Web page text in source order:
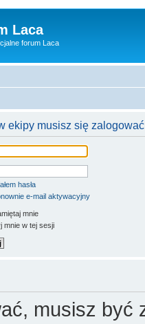
Laca
forum Laca
ekipy musisz się
hasła
e-mail aktywacyjny
mnie
mnie w tej sesji
musisz być